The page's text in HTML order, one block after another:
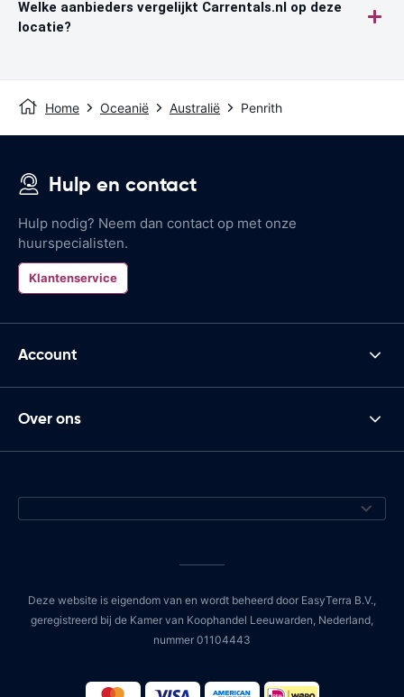
Welke aanbieders vergelijkt Carrentals.nl op deze
locatie?
Home Oceanië Australië Penrith
Hulp en contact
Hulp nodig? Neem dan contact op met onze
huurspecialisten.
Klantenservice
Account
Over ons
Deze website is eigendom van en wordt beheerd door EasyTerra B.V.,
geregistreerd bij de Kamer van Koophandel Leeuwarden, Nederland,
nummer 01104443